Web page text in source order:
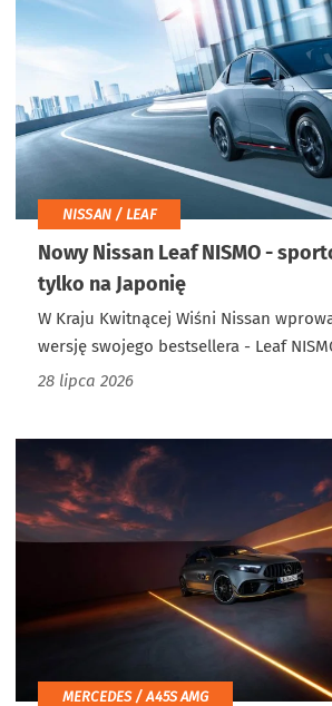
NISSAN / LEAF
Nowy Nissan Leaf NISMO -
tylko na Japonię
W Kraju Kwitnącej Wiśni Nissan
wersję swojego bestsellera - Leaf
28 lipca 2026
MERCEDES / A45S AMG